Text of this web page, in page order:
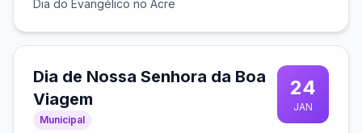
Dia do Evangélico no Acre
Dia de Nossa Senhora da Boa
Viagem
Municipal
24
JAN